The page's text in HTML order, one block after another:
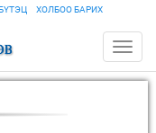
ХОЛБОО БАРИХ